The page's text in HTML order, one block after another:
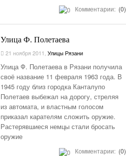
Комментарии: (0)
Улица Ф. Полетаева
21 ноября 2011, Улицы Рязани
Улица Ф. Полетаева в Рязани получила
своё название 11 февраля 1963 года. В
1945 году близ городка Канталупо
Полетаев выбежал на дорогу, стреляя
из автомата, и властным голосом
приказал карателям сложить оружие.
Растерявшиеся немцы стали бросать
оружие
Комментарии: (0)